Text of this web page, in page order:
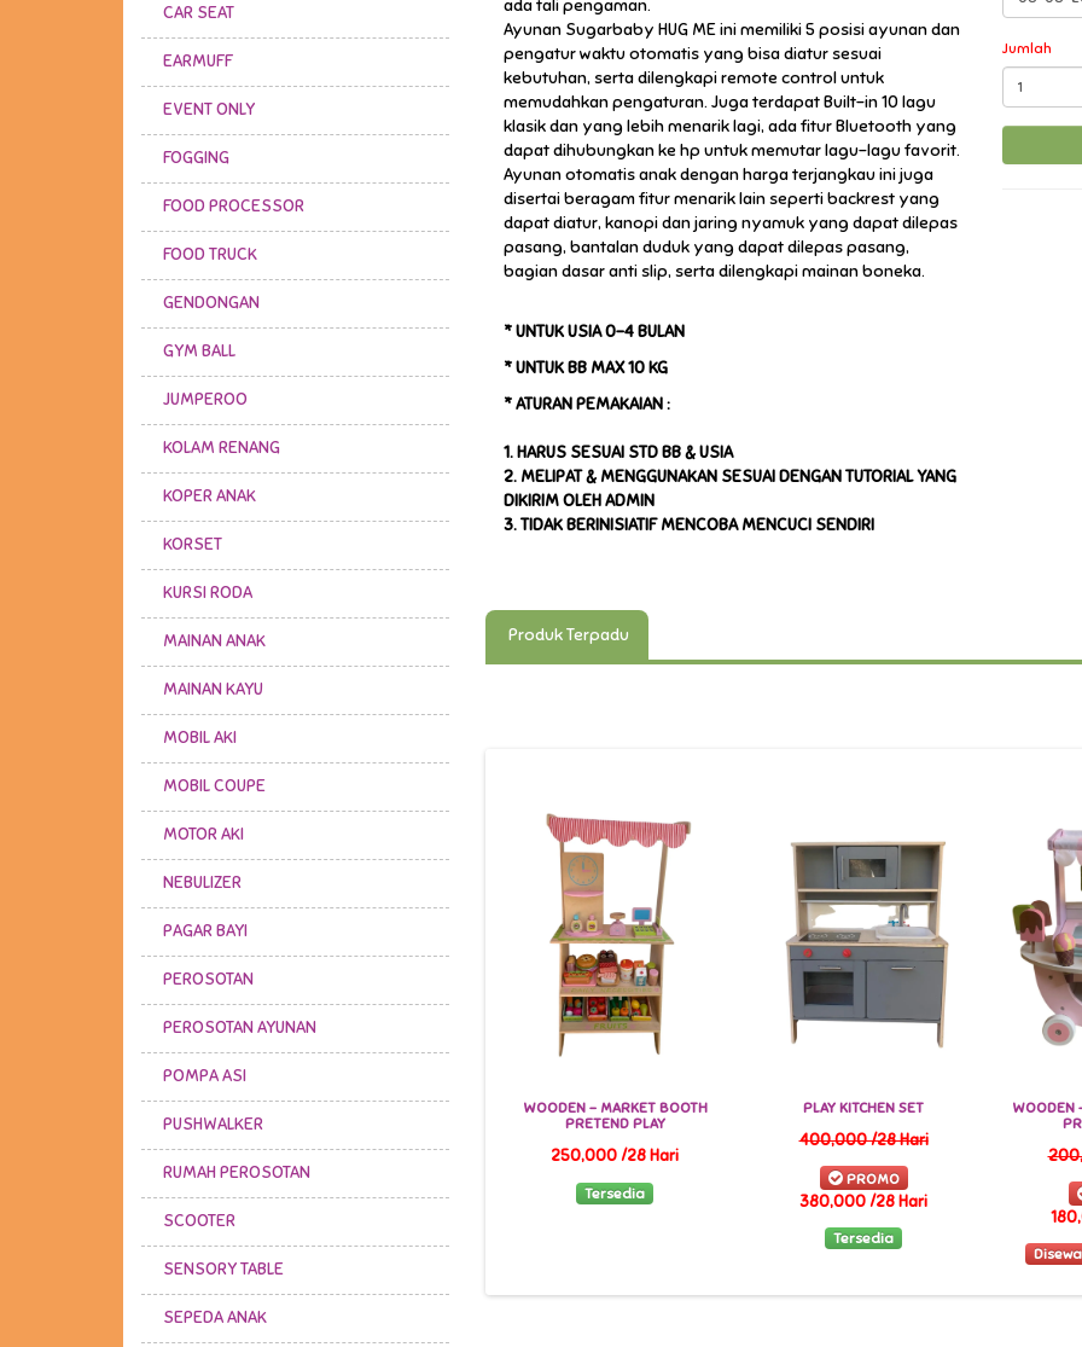
CAR SEAT
EARMUFF
EVENT ONLY
FOGGING
FOOD PROCESSOR
FOOD TRUCK
GENDONGAN
GYM BALL
JUMPEROO
KOLAM RENANG
KOPER ANAK
KORSET
KURSI RODA
MAINAN ANAK
MAINAN KAYU
MOBIL AKI
MOBIL COUPE
MOTOR AKI
NEBULIZER
PAGAR BAYI
PEROSOTAN
PEROSOTAN AYUNAN
POMPA ASI
PUSHWALKER
RUMAH PEROSOTAN
SCOOTER
SENSORY TABLE
SEPEDA ANAK
ada tali pengaman.
Ayunan Sugarbaby HUG ME ini memiliki 5 posisi ayunan dan
pengatur waktu otomatis yang bisa diatur sesuai
kebutuhan, serta dilengkapi remote control untuk
memudahkan pengaturan. Juga terdapat Built-in 10 lagu
klasik dan yang lebih menarik lagi, ada fitur Bluetooth yang
dapat dihubungkan ke hp untuk memutar lagu-lagu favorit.
Ayunan otomatis anak dengan harga terjangkau ini juga
disertai beragam fitur menarik lain seperti backrest yang
dapat diatur, kanopi dan jaring nyamuk yang dapat dilepas
pasang, bantalan duduk yang dapat dilepas pasang,
bagian dasar anti slip, serta dilengkapi mainan boneka.
* UNTUK USIA 0-4 BULAN
* UNTUK BB MAX 10 KG
* ATURAN PEMAKAIAN :
1. HARUS SESUAI STD BB & USIA
2. MELIPAT & MENGGUNAKAN SESUAI DENGAN TUTORIAL YANG
DIKIRIM OLEH ADMIN
3. TIDAK BERINISIATIF MENCOBA MENCUCI SENDIRI
Jumlah
Produk Terpadu
GB - POCKIT + ALL TERRAIN
500,000 /28 Hari
Disewa s.d 20-08-2026
WOODEN - MARKET BOOTH
PRETEND PLAY
250,000 /28 Hari
Tersedia
PLAY KITCHEN SET
400,000 /28 Hari
PROMO
380,000 /28 Hari
Tersedia
WOODEN